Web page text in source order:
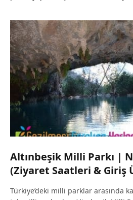
Altınbeşik Milli Parkı |
(Ziyaret Saatleri & Giriş
Türkiye’deki milli parklar arasında